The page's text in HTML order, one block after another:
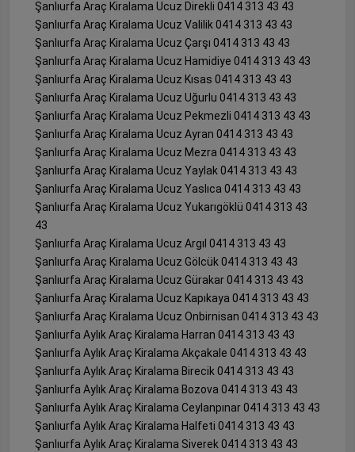
Şanlıurfa Araç Kiralama Ucuz Direkli 0414 313 43 43
Şanlıurfa Araç Kiralama Ucuz Valilik 0414 313 43 43
Şanlıurfa Araç Kiralama Ucuz Çarşı 0414 313 43 43
Şanlıurfa Araç Kiralama Ucuz Hamidiye 0414 313 43 43
Şanlıurfa Araç Kiralama Ucuz Kısas 0414 313 43 43
Şanlıurfa Araç Kiralama Ucuz Uğurlu 0414 313 43 43
Şanlıurfa Araç Kiralama Ucuz Pekmezli 0414 313 43 43
Şanlıurfa Araç Kiralama Ucuz Ayran 0414 313 43 43
Şanlıurfa Araç Kiralama Ucuz Mezra 0414 313 43 43
Şanlıurfa Araç Kiralama Ucuz Yaylak 0414 313 43 43
Şanlıurfa Araç Kiralama Ucuz Yaslıca 0414 313 43 43
Şanlıurfa Araç Kiralama Ucuz Yukarıgöklü 0414 313 43
43
Şanlıurfa Araç Kiralama Ucuz Argıl 0414 313 43 43
Şanlıurfa Araç Kiralama Ucuz Gölcük 0414 313 43 43
Şanlıurfa Araç Kiralama Ucuz Gürakar 0414 313 43 43
Şanlıurfa Araç Kiralama Ucuz Kapıkaya 0414 313 43 43
Şanlıurfa Araç Kiralama Ucuz Onbirnisan 0414 313 43 43
Şanlıurfa Aylık Araç Kiralama Harran 0414 313 43 43
Şanlıurfa Aylık Araç Kiralama Akçakale 0414 313 43 43
Şanlıurfa Aylık Araç Kiralama Birecik 0414 313 43 43
Şanlıurfa Aylık Araç Kiralama Bozova 0414 313 43 43
Şanlıurfa Aylık Araç Kiralama Ceylanpınar 0414 313 43 43
Şanlıurfa Aylık Araç Kiralama Halfeti 0414 313 43 43
Şanlıurfa Aylık Araç Kiralama Siverek 0414 313 43 43